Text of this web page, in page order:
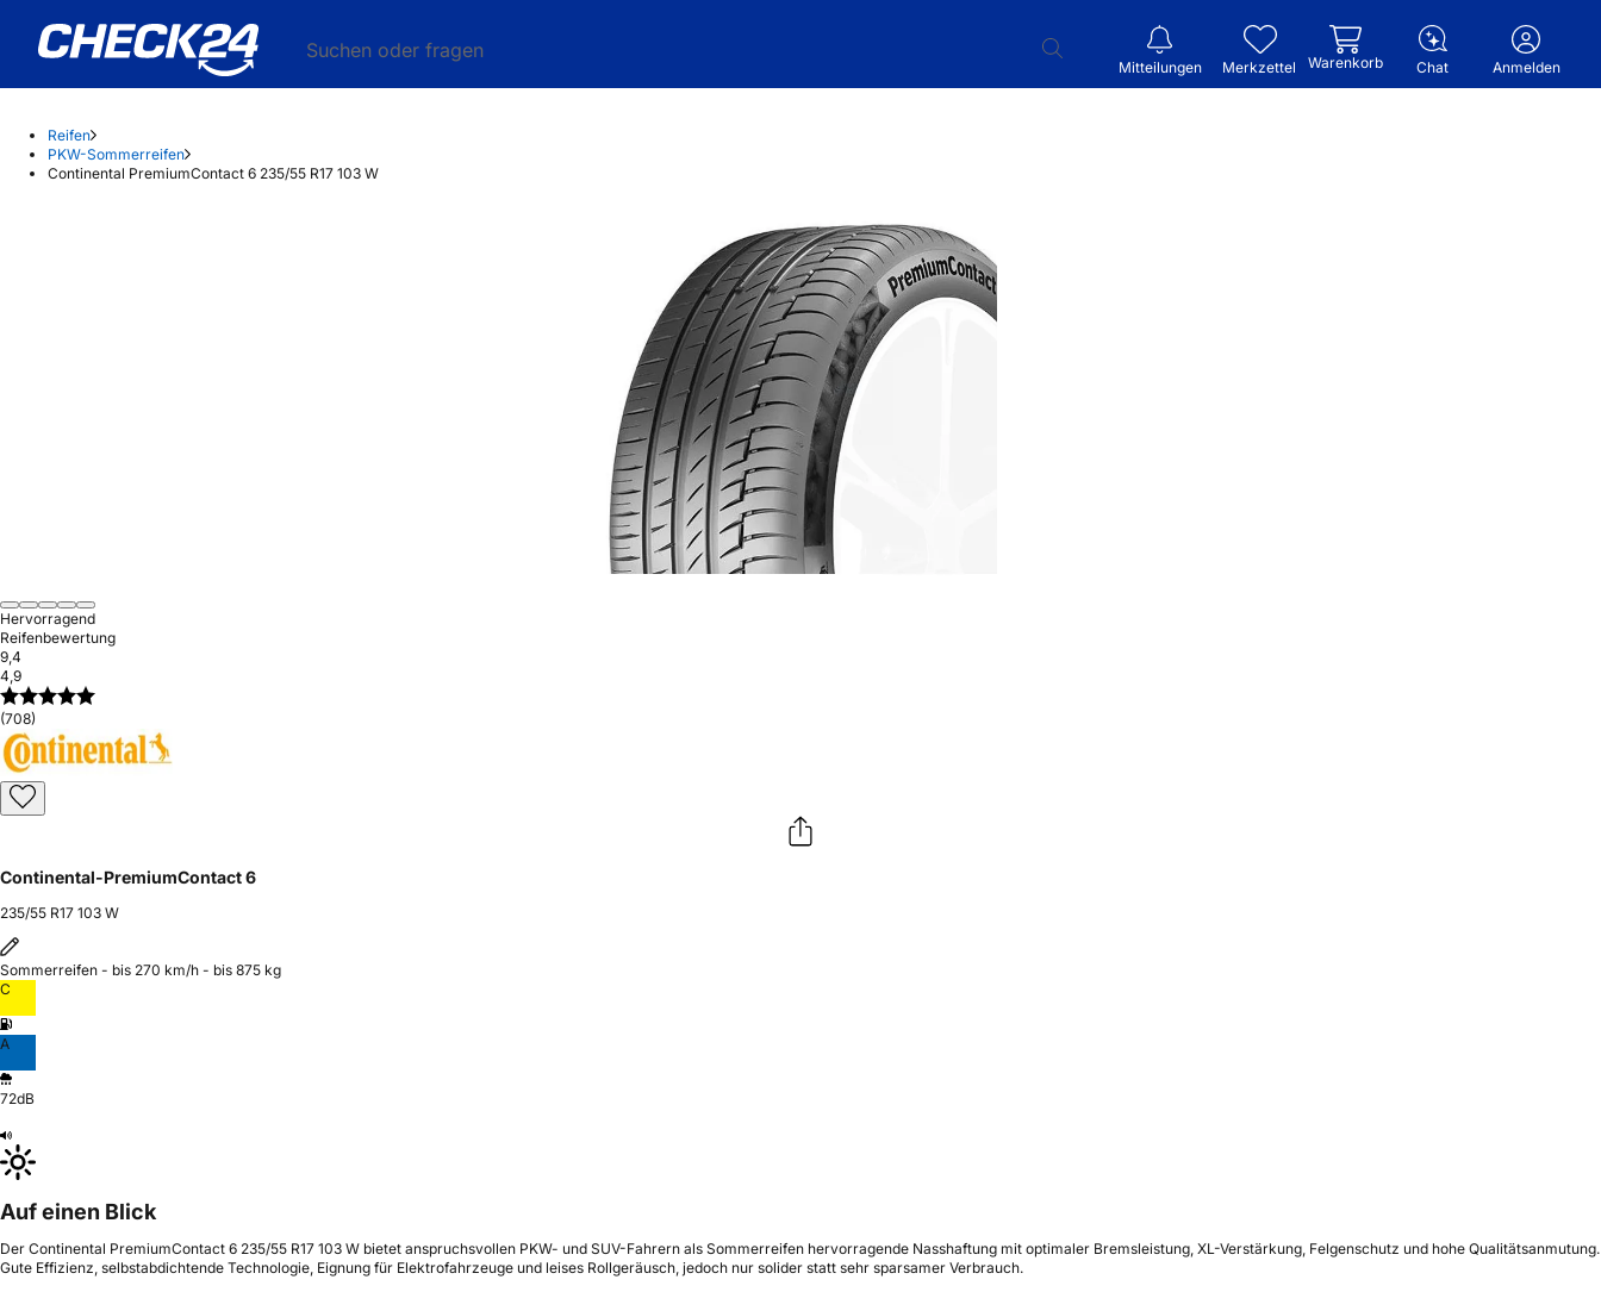
Suchen oder fragen
Mitteilungen Merkzettel Warenkorb Chat Anmelden
Reifen
PKW-Sommerreifen
Continental PremiumContact 6 235/55 R17 103 W
Hervorragend
Reifenbewertung
9,4
4,9
(708)
Continental-PremiumContact 6
235/55 R17 103 W
Sommerreifen - bis 270 km/h - bis 875 kg
C
A
72dB
Auf einen Blick
Der Continental PremiumContact 6 235/55 R17 103 W bietet anspruchsvollen PKW- und SUV-Fahrern als Sommerreifen hervorragende Nasshaftung mit optimaler Bremsleistung, XL-Verstärkung, Felgenschutz und hohe Qualitätsanmutung.
Gute Effizienz, selbstabdichtende Technologie, Eignung für Elektrofahrzeuge und leises Rollgeräusch, jedoch nur solider statt sehr sparsamer Verbrauch.